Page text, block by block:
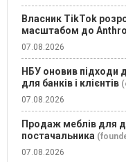
Власник TikTok
масштабом до
07.08.2026
НБУ оновив підходи
для банків і клієнтів
07.08.2026
Продаж меблів для
постачальника
07.08.2026